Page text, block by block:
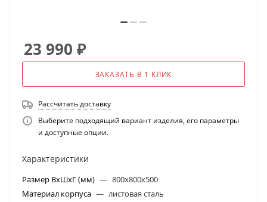
23 990 ₽
ЗАКАЗАТЬ В 1 КЛИК
Рассчитать доставку
Выберите подходящий вариант изделия, его параметры
и доступные опции.
Характеристики
Размер ВхШхГ (мм) — 800х800х500
Материал корпуса — листовая сталь